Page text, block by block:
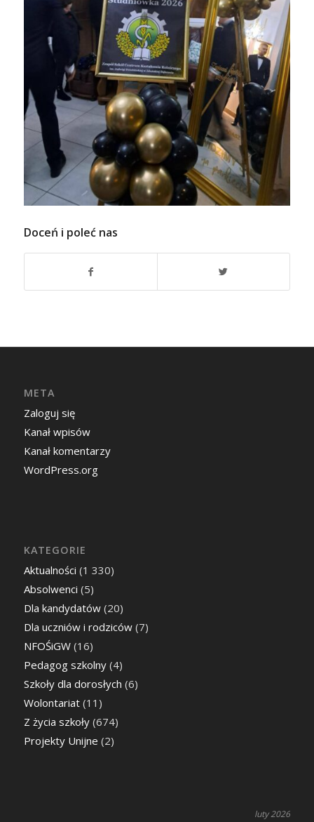
Doceń i poleć nas
META
Zaloguj się
Kanał wpisów
Kanał komentarzy
WordPress.org
KATEGORIE
Aktualności (1 330)
Absolwenci (5)
Dla kandydatów(20)
Dla uczniów i rodziców(7)
NFOŚiGW(16)
Pedagog szkolny(4)
Szkoły dla dorosłych (6)
Wolontariat(11)
Z życia szkoły(674)
Projekty Unijne (2)
luty 2026